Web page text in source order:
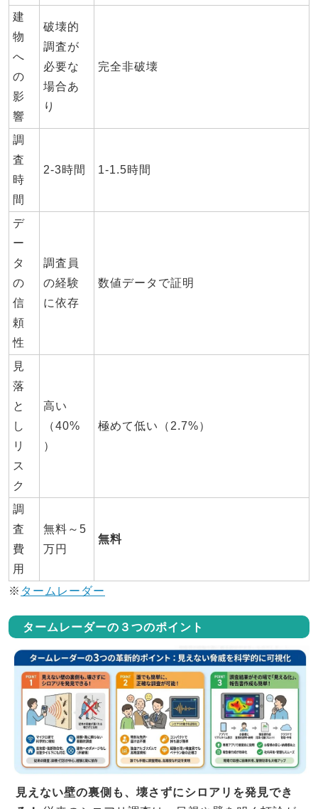
建
物
へ
の
影
響
破壊的
調査が
必要な
場合あ
り
完全非破壊
調
査
時
間
2-3時間 1-1.5時間
デ
ー
タ
の
信
頼
性
調査員
の経験
に依存
数値データで証明
見
落
と
し
リ
ス
ク
高い
（40%
）
極めて低い（2.7%）
調
査
費
用
無料～5
万円
無料
※ タームレーダー
タームレーダーの３つのポイント
見えない壁の裏側も、壊さずにシロアリを発見でき